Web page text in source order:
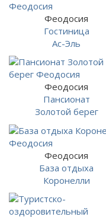
Феодосия
Гостиница
Ас-Эль
Феодосия
Пансионат
Золотой берег
Феодосия
База отдыха
Коронелли